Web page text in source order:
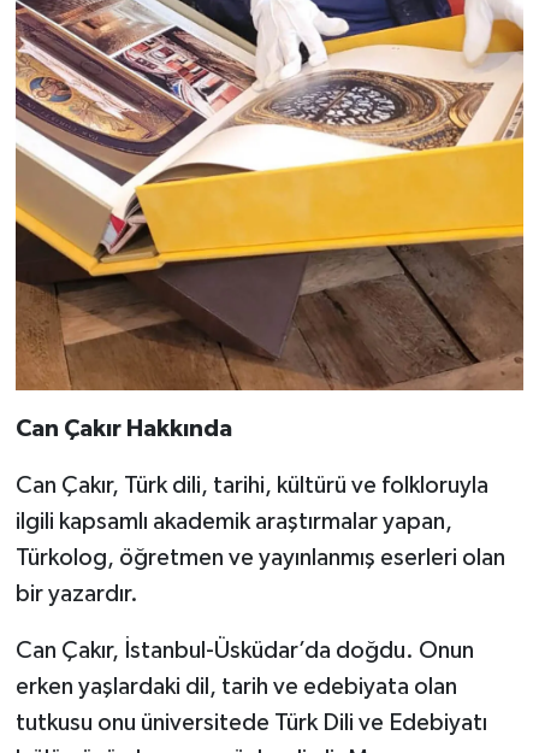
Can Çakır Hakkında
Can Çakır, Türk dili, tarihi, kültürü ve folkloruyla
ilgili kapsamlı akademik araştırmalar yapan,
Türkolog, öğretmen ve yayınlanmış eserleri olan
bir yazardır.
Can Çakır, İstanbul-Üsküdar’da doğdu. Onun
erken yaşlardaki dil, tarih ve edebiyata olan
tutkusu onu üniversitede Türk Dili ve Edebiyatı